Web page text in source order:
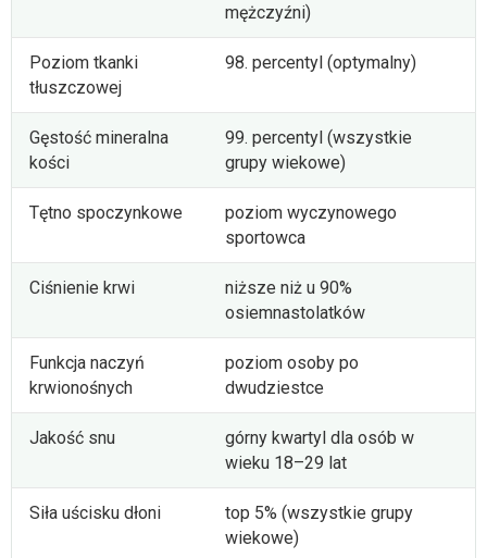
mężczyźni)
Poziom tkanki
tłuszczowej
98. percentyl (optymalny)
Gęstość mineralna
kości
99. percentyl (wszystkie
grupy wiekowe)
Tętno spoczynkowe
poziom wyczynowego
sportowca
Ciśnienie krwi
niższe niż u 90%
osiemnastolatków
Funkcja naczyń
krwionośnych
poziom osoby po
dwudziestce
Jakość snu
górny kwartyl dla osób w
wieku 18–29 lat
Siła uścisku dłoni
top 5% (wszystkie grupy
wiekowe)